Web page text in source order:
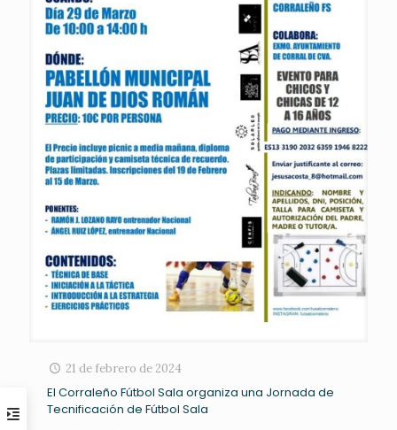
21 de febrero de 2024
El Corraleño Fútbol Sala organiza una Jornada de
Tecnificación de Fútbol Sala